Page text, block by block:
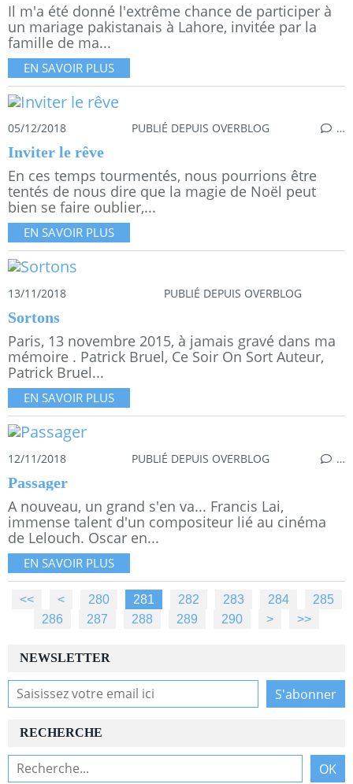
Il m'a été donné l'extrême chance de participer à
un mariage pakistanais à Lahore, invitée par la
famille de ma...
EN SAVOIR PLUS
05/12/2018 PUBLIÉ DEPUIS OVERBLOG …
Inviter le rêve
En ces temps tourmentés, nous pourrions être
tentés de nous dire que la magie de Noël peut
bien se faire oublier,...
EN SAVOIR PLUS
13/11/2018 PUBLIÉ DEPUIS OVERBLOG
Sortons
Paris, 13 novembre 2015, à jamais gravé dans ma
mémoire . Patrick Bruel, Ce Soir On Sort Auteur,
Patrick Bruel...
EN SAVOIR PLUS
12/11/2018 PUBLIÉ DEPUIS OVERBLOG …
Passager
A nouveau, un grand s'en va... Francis Lai,
immense talent d'un compositeur lié au cinéma
de Lelouch. Oscar en...
EN SAVOIR PLUS
<< < 200
210
220
230
240
250
260
270
280 281 282 283 284
285
286
287 288 289 290 300
400
500
> >>
NEWSLETTER
RECHERCHE